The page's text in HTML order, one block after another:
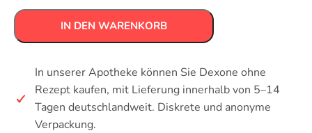
IN DEN WARENKORB
In unserer Apotheke können Sie Dexone ohne
Rezept kaufen, mit Lieferung innerhalb von 5–14
Tagen deutschlandweit. Diskrete und anonyme
Verpackung.